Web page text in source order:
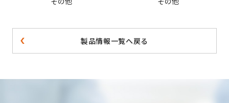
製品情報一覧へ戻る